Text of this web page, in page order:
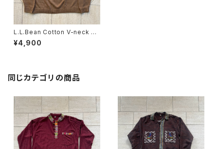
L.L.Bean Cotton V-neck sw
eater
¥4,900
同じカテゴリの商品